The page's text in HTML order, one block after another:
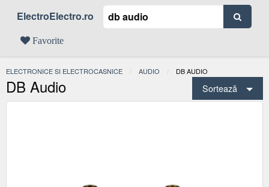
ElectroElectro.ro
Favorite
ELECTRONICE SI ELECTROCASNICE AUDIO ACTUAL:
DB AUDIO
DB Audio Sortează